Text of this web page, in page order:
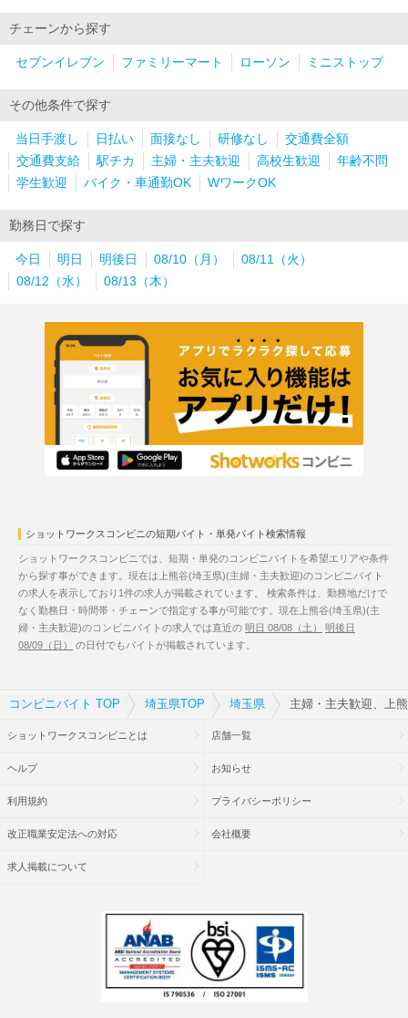
チェーンから探す
セブンイレブン ファミリーマート ローソン ミニストップ
その他条件で探す
当日手渡し 日払い 面接なし 研修なし
交通費全額
交通費支給
駅チカ 主婦・主夫歓迎 高校生歓迎
年齢不問
学生歓迎
バイク・車通勤OK WワークOK
勤務日で探す
今日 明日 明後日 08/10（月）
08/11（火）
08/12（水）
08/13（木）
ショットワークスコンビニの短期バイト・単発バイト検索情報
ショットワークスコンビニでは、短期・単発のコンビニバイトを希望エリアや条件
から探す事ができます。現在は上熊谷(埼玉県)(主婦・主夫歓迎)のコンビニバイト
の求人を表示しており1件の求人が掲載されています。 検索条件は、勤務地だけで
なく勤務日・時間帯・チェーンで指定する事が可能です。現在上熊谷(埼玉県)(主
婦・主夫歓迎)のコンビニバイトの求人では直近の 明日 08/08（土）
明後日
08/09（日）
の日付でもバイトが掲載されています。
コンビニバイト TOP 埼玉県TOP 埼玉県 主婦・主夫歓迎、上
ショットワークスコンビニとは 店舗一覧
ヘルプ お知らせ
利用規約 プライバシーポリシー
改正職業安定法への対応 会社概要
求人掲載について